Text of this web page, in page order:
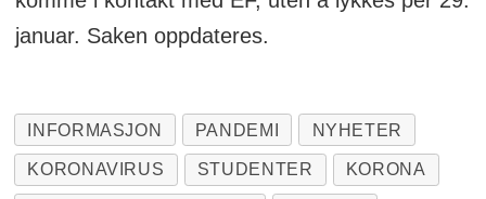
januar. Saken oppdateres.
INFORMASJON PANDEMI NYHETER
KORONAVIRUS STUDENTER KORONA